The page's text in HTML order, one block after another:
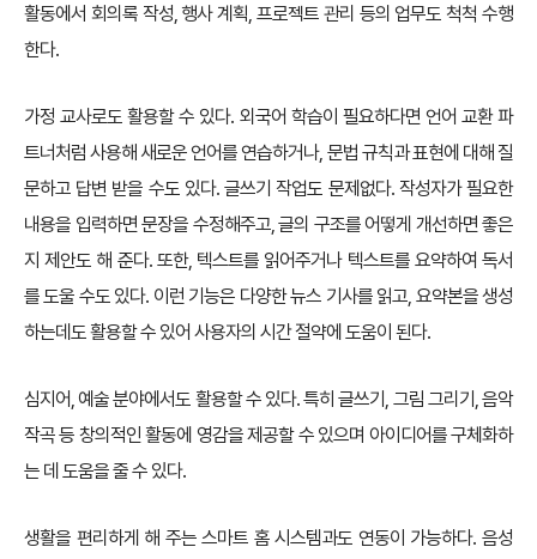
활동에서 회의록 작성, 행사 계획, 프로젝트 관리 등의 업무도 척척 수행
한다.
가정 교사로도 활용할 수 있다. 외국어 학습이 필요하다면 언어 교환 파
트너처럼 사용해 새로운 언어를 연습하거나, 문법 규칙과 표현에 대해 질
문하고 답변 받을 수도 있다. 글쓰기 작업도 문제없다. 작성자가 필요한
내용을 입력하면 문장을 수정해주고, 글의 구조를 어떻게 개선하면 좋은
지 제안도 해 준다. 또한, 텍스트를 읽어주거나 텍스트를 요약하여 독서
를 도울 수도 있다. 이런 기능은 다양한 뉴스 기사를 읽고, 요약본을 생성
하는데도 활용할 수 있어 사용자의 시간 절약에 도움이 된다.
심지어, 예술 분야에서도 활용할 수 있다. 특히 글쓰기, 그림 그리기, 음악
작곡 등 창의적인 활동에 영감을 제공할 수 있으며 아이디어를 구체화하
는 데 도움을 줄 수 있다.
생활을 편리하게 해 주는 스마트 홈 시스템과도 연동이 가능하다. 음성